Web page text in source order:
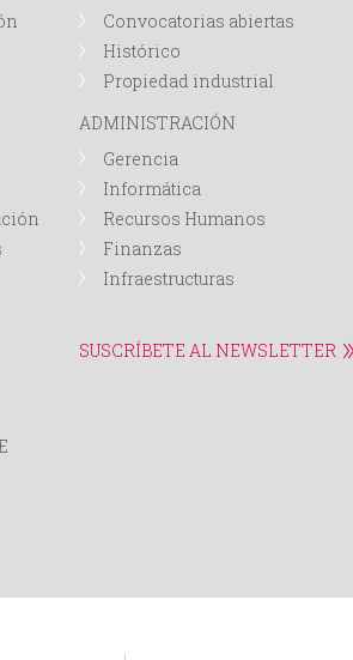
Convocatorias abiertas
Histórico
Propiedad industrial
ADMINISTRACIÓN
Gerencia
Informática
Recursos Humanos
Finanzas
Infraestructuras
SUSCRÍBETE AL NEWSLETTER